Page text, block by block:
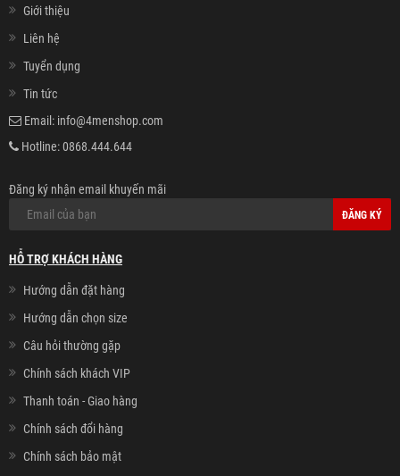
Giới thiệu
Liên hệ
Tuyển dụng
Tin tức
Email: info@4menshop.com
Hotline:0868.444.644
Đăng ký nhận email khuyến mãi
ĐĂNG KÝ
HỖ TRỢ KHÁCH HÀNG
Hướng dẫn đặt hàng
Hướng dẫn chọn size
Câu hỏi thường gặp
Chính sách khách VIP
Thanh toán - Giao hàng
Chính sách đổi hàng
Chính sách bảo mật